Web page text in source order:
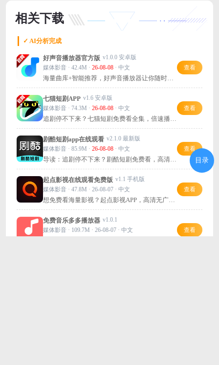
相关下载
✓ AI分析完成
好声音播放器官方版 v1.0.0 安卓版
媒体影音 · 42.4M · 26-08-08· 中文
海量曲库+智能推荐，好声音播放器让你随时畅
听好歌！
查看
七猫短剧APP v1.6 安卓版
媒体影音 · 74.3M · 26-08-08· 中文
追剧停不下来？七猫短剧免费看全集，倍速播放
更过瘾！
查看
剧酷短剧app在线观看 v2.1.0 最新版
媒体影音 · 85.9M · 26-08-08· 中文
导读：追剧停不下来？剧酷短剧免费看，高清流
畅天天更新，推荐给你！
查看
起点影视在线观看免费版 v1.1 手机版
媒体影音 · 47.8M · 26-08-07 · 中文
想免费看海量影视？起点影视APP，高清无广
告，资源更新快！
查看
免费音乐多多播放器 v1.0.1
媒体影音 · 109.7M · 26-08-07 · 中文
查看
目录